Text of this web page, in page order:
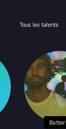
Tous les talents